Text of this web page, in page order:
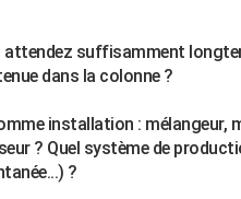
attendez suffisamment
dans la colonne ?
installation : mélangeur,
? Quel système de
?